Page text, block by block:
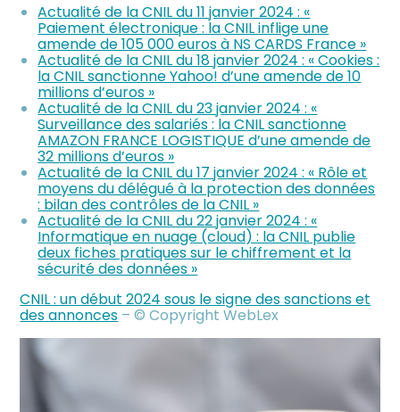
Actualité de la CNIL du 11 janvier 2024 : «
Paiement électronique : la CNIL inflige une
amende de 105 000 euros à NS CARDS France »
Actualité de la CNIL du 18 janvier 2024 : « Cookies :
la CNIL sanctionne Yahoo! d’une amende de 10
millions d’euros »
Actualité de la CNIL du 23 janvier 2024 : «
Surveillance des salariés : la CNIL sanctionne
AMAZON FRANCE LOGISTIQUE d’une amende de
32 millions d’euros »
Actualité de la CNIL du 17 janvier 2024 : « Rôle et
moyens du délégué à la protection des données
: bilan des contrôles de la CNIL »
Actualité de la CNIL du 22 janvier 2024 : «
Informatique en nuage (cloud) : la CNIL publie
deux fiches pratiques sur le chiffrement et la
sécurité des données »
CNIL : un début 2024 sous le signe des sanctions et
des annonces – © Copyright WebLex